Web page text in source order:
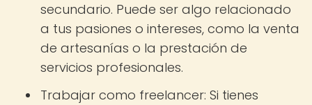
secundario. Puede ser algo relacionado
a tus pasiones o intereses, como la venta
de artesanías o la prestación de
servicios profesionales.
Trabajar como freelancer: Si tienes